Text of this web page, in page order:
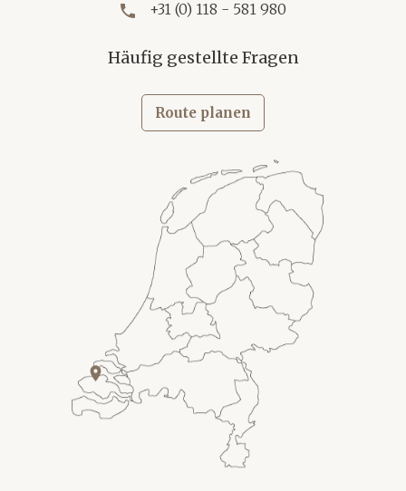
+31 (0) 118 - 581 980
Häufig gestellte Fragen
Route planen